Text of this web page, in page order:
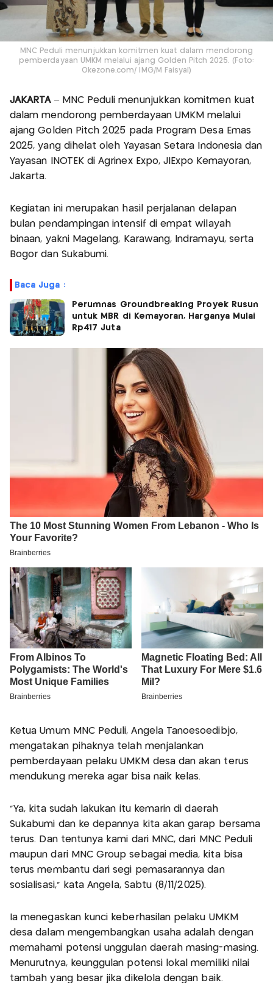
MNC Peduli menunjukkan komitmen kuat dalam mendorong
pemberdayaan UMKM melalui ajang Golden Pitch 2025. (Foto:
Okezone.com/ IMG/M Faisyal)
JAKARTA– MNC Peduli menunjukkan komitmen kuat
dalam mendorong pemberdayaan UMKM melalui
ajang Golden Pitch 2025 pada Program Desa Emas
2025, yang dihelat oleh Yayasan Setara Indonesia dan
Yayasan INOTEK di Agrinex Expo, JIExpo Kemayoran,
Jakarta.
Kegiatan ini merupakan hasil perjalanan delapan
bulan pendampingan intensif di empat wilayah
binaan, yakni Magelang, Karawang, Indramayu, serta
Bogor dan Sukabumi.
Baca Juga :
Perumnas Groundbreaking Proyek Rusun
untuk MBR di Kemayoran, Harganya Mulai
Rp417 Juta
Ketua Umum MNC Peduli, Angela Tanoesoedibjo,
mengatakan pihaknya telah menjalankan
pemberdayaan pelaku UMKM desa dan akan terus
mendukung mereka agar bisa naik kelas.
"Ya, kita sudah lakukan itu kemarin di daerah
Sukabumi dan ke depannya kita akan garap bersama
terus. Dan tentunya kami dari MNC, dari MNC Peduli
maupun dari MNC Group sebagai media, kita bisa
terus membantu dari segi pemasarannya dan
sosialisasi," kata Angela, Sabtu (8/11/2025).
Ia menegaskan kunci keberhasilan pelaku UMKM
desa dalam mengembangkan usaha adalah dengan
memahami potensi unggulan daerah masing-masing.
Menurutnya, keunggulan potensi lokal memiliki nilai
tambah yang besar jika dikelola dengan baik.